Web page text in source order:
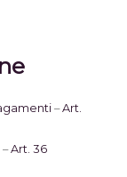
–Art.
–Art. 36